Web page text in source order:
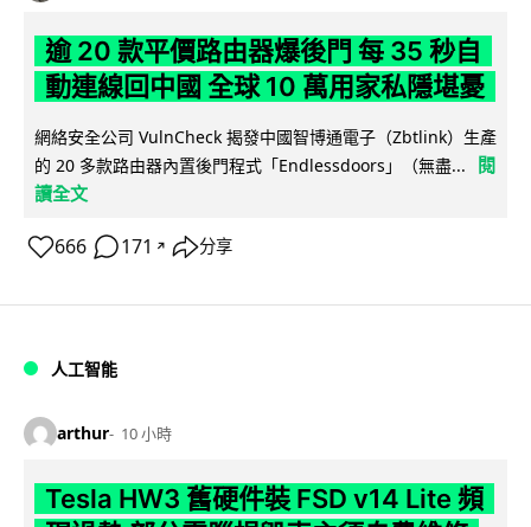
逾 20 款平價路由器爆後門 每 35 秒自
動連線回中國 全球 10 萬用家私隱堪憂
網絡安全公司 VulnCheck 揭發中國智博通電子（Zbtlink）生產
的 20 多款路由器內置後門程式「Endlessdoors」（無盡...
閱
讀全文
666 171 ↗ 分享
人工智能
arthur 10 小時
Tesla HW3 舊硬件裝 FSD v14 Lite 頻